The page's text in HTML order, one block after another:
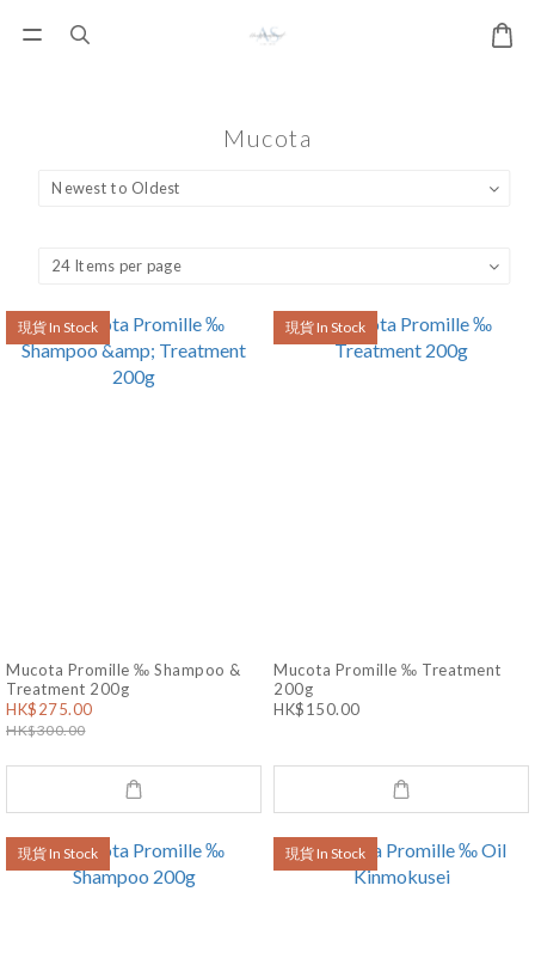
Mucota
現貨 In Stock
Mucota Promille ‰ Shampoo &
Treatment 200g
HK$275.00
HK$300.00
現貨 In Stock
Mucota Promille ‰ Treatment
200g
HK$150.00
現貨 In Stock 現貨 In Stock